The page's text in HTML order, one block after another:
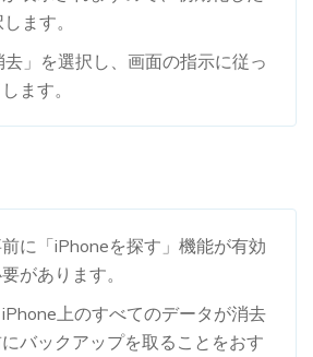
ます。
」を選択し、画面の指示に従っ
ます。
に「iPhoneを探す」機能が有効
があります。
上のすべてのデータが消去
バックアップを取ることをおす